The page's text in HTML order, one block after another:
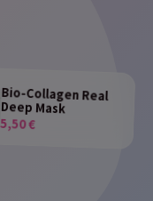
Bio-Collagen Real
Deep Mask
5,50 €